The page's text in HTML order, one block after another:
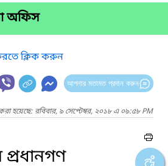
অফিস
ক্লিক করুন
আপনার মতামত প্রদান করুন
হয়েছে: রবিবার, ৯ সেপ্টেম্বর, ২০১৮ এ ০৯:৫৮ PM